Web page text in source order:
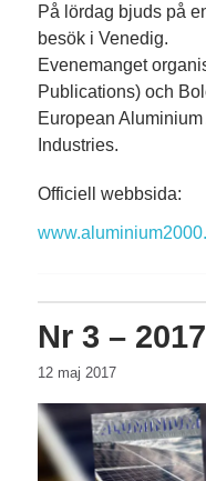
På lördag bjuds på
besök i Venedig.
Evenemanget
Publications) och
European
Industries.
Officiell webbsida:
Nr 3 – 2017
12 maj 2017